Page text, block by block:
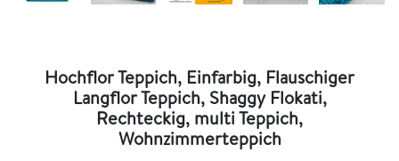
Hochflor Teppich, Einfarbig, Flauschiger
Langflor Teppich, Shaggy Flokati,
Rechteckig, multi Teppich,
Wohnzimmerteppich